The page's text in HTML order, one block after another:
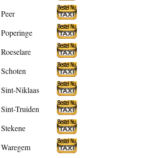
Peer
Poperinge
Roeselare
Schoten
Sint-Niklaas
Sint-Truiden
Stekene
Waregem